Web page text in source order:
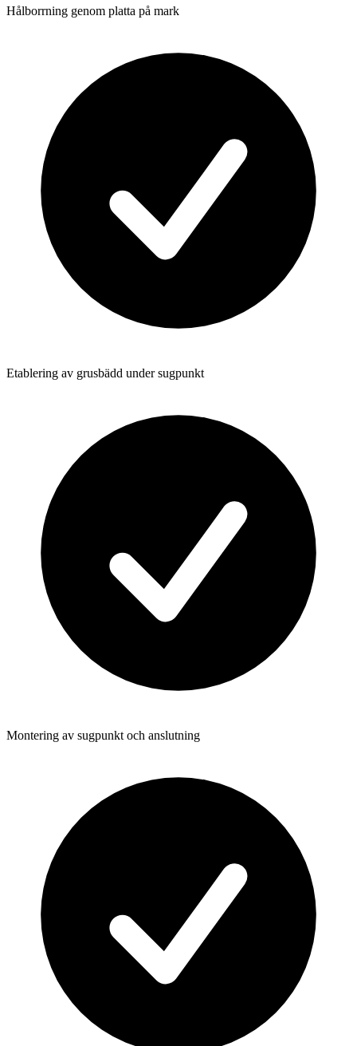
Hålborrning genom platta på mark
Etablering av grusbädd under sugpunkt
Montering av sugpunkt och anslutning